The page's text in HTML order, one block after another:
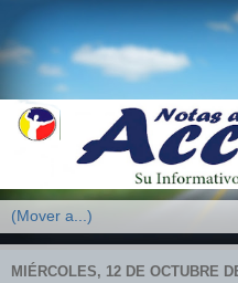
MIÉRCOLES, 12 DE OCTUBRE